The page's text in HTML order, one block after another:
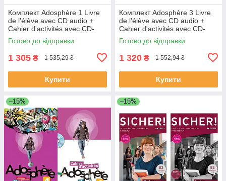
Комплект Adosphère 1 Livre
de l'élève avec CD audio +
Cahier d'activités avec CD-
ROM (оригинал)
Готово до відправки
1 305 ₴ 1 535,29 ₴
Купити
Комплект Adosphère 3 Livre
de l'élève avec CD audio +
Cahier d'activités avec CD-
ROM (оригинал)
Готово до відправки
1 320 ₴ 1 552,94 ₴
Купити
–15% –15%